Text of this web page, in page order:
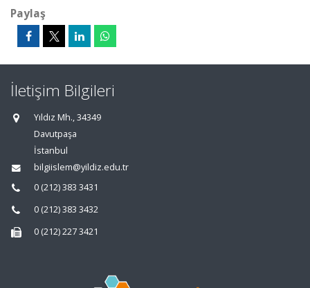
Paylaş
İletişim Bilgileri
Yıldız Mh., 34349
Davutpaşa
İstanbul
bilgiislem@yildiz.edu.tr
0 (212) 383 3431
0 (212) 383 3432
0 (212) 227 3421